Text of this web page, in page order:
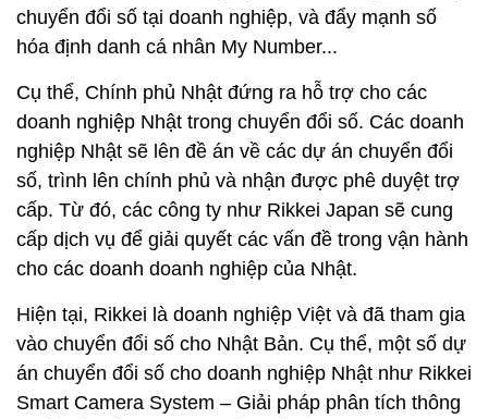
chuyển đổi số tại doanh nghiệp, và đẩy mạnh số
hóa định danh cá nhân My Number...
Cụ thể, Chính phủ Nhật đứng ra hỗ trợ cho các
doanh nghiệp Nhật trong chuyển đổi số. Các doanh
nghiệp Nhật sẽ lên đề án về các dự án chuyển đổi
số, trình lên chính phủ và nhận được phê duyệt trợ
cấp. Từ đó, các công ty như Rikkei Japan sẽ cung
cấp dịch vụ để giải quyết các vấn đề trong vận hành
cho các doanh doanh nghiệp của Nhật.
Hiện tại, Rikkei là doanh nghiệp Việt và đã tham gia
vào chuyển đổi số cho Nhật Bản. Cụ thể, một số dự
án chuyển đổi số cho doanh nghiệp Nhật như Rikkei
Smart Camera System – Giải pháp phân tích thông